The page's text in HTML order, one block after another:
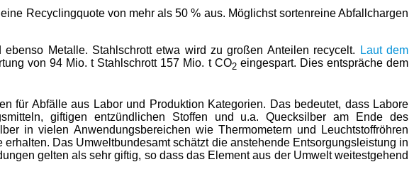
Recyclingquote von mehr als 50 % aus. Möglichst sortenreine Abfallchargen
Metalle. Stahlschrott etwa wird zu großen Anteilen recycelt.
Laut dem
von 94 Mio. t Stahlschrott 157 Mio. t CO2eingespart. Dies entspräche dem
für Abfälle aus Labor und Produktion Kategorien. Das bedeutet, dass Labore
giftigen entzündlichen Stoffen und u.a. Quecksilber am Ende des
in vielen Anwendungsbereichen wie Thermometern und Leuchtstoffröhren
Das Umweltbundesamt schätzt die anstehende Entsorgungsleistung in
gelten als sehr giftig, so dass das Element aus der Umwelt weitestgehend